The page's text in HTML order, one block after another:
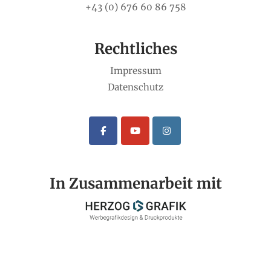
+43 (0) 676 60 86 758
Rechtliches
Impressum
Datenschutz
In Zusammenarbeit mit